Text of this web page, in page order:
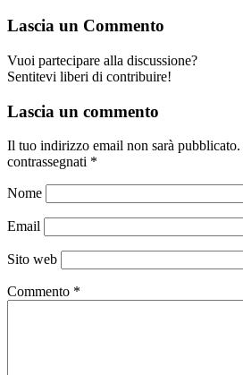
Lascia un Commento
Vuoi partecipare alla discussione?
Sentitevi liberi di contribuire!
Lascia un commento
Il tuo indirizzo email non sarà pubblicato.
contrassegnati *
Nome
Email
Sito web
Commento *